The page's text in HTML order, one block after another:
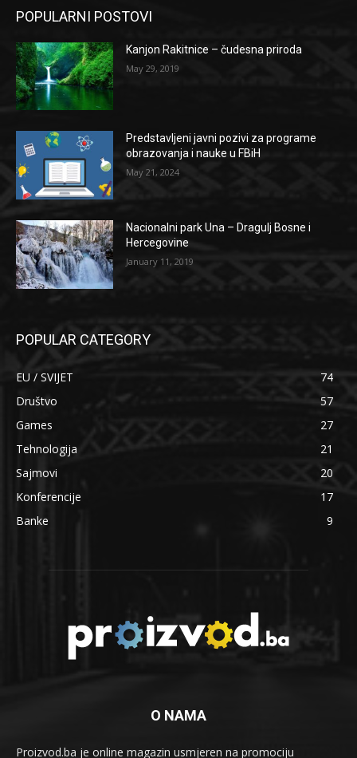
POPULARNI POSTOVI
Kanjon Rakitnice – čudesna priroda
May 29, 2019
Predstavljeni javni pozivi za programe
obrazovanja i nauke u FBiH
May 21, 2024
Nacionalni park Una – Dragulj Bosne i
Hercegovine
January 11, 2019
POPULAR CATEGORY
EU / SVIJET
74
Društvo
57
Games
27
Tehnologija
21
Sajmovi
20
Konferencije
17
Banke
9
O NAMA
Proizvod.ba je online magazin usmjeren na promociju